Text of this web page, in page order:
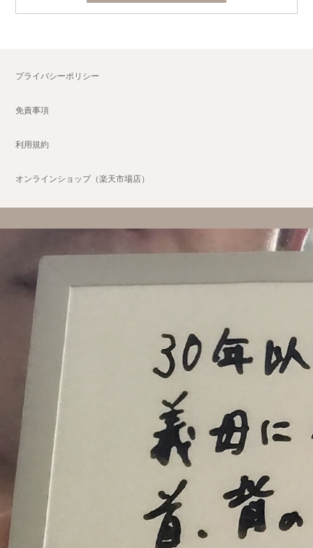
プライバシーポリシー
免責事項
利用規約
オンラインショップ（楽天市場店）